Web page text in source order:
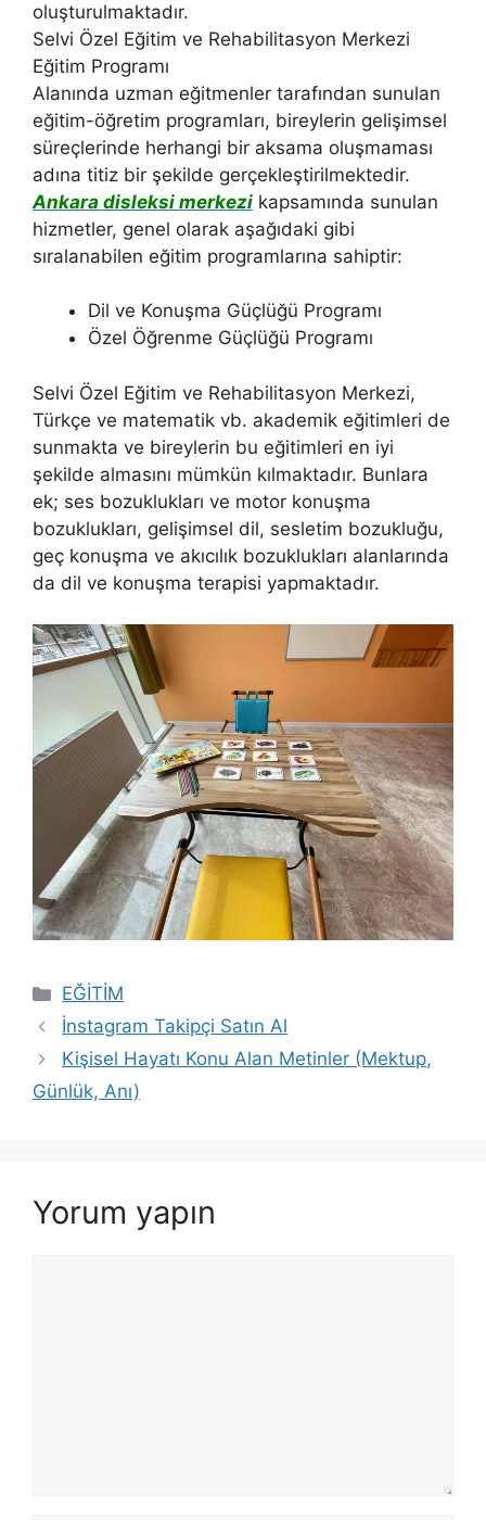
oluşturulmaktadır.
Selvi Özel Eğitim ve Rehabilitasyon Merkezi
Eğitim Programı
Alanında uzman eğitmenler tarafından sunulan
eğitim-öğretim programları, bireylerin gelişimsel
süreçlerinde herhangi bir aksama oluşmaması
adına titiz bir şekilde gerçekleştirilmektedir.
Ankara disleksi merkezi kapsamında sunulan
hizmetler, genel olarak aşağıdaki gibi
sıralanabilen eğitim programlarına sahiptir:
Dil ve Konuşma Güçlüğü Programı
Özel Öğrenme Güçlüğü Programı
Selvi Özel Eğitim ve Rehabilitasyon Merkezi,
Türkçe ve matematik vb. akademik eğitimleri de
sunmakta ve bireylerin bu eğitimleri en iyi
şekilde almasını mümkün kılmaktadır. Bunlara
ek; ses bozuklukları ve motor konuşma
bozuklukları, gelişimsel dil, sesletim bozukluğu,
geç konuşma ve akıcılık bozuklukları alanlarında
da dil ve konuşma terapisi yapmaktadır.
Kategoriler
EĞİTİM
İnstagram Takipçi Satın Al
Kişisel Hayatı Konu Alan Metinler (Mektup,
Günlük, Anı)
Yorum yapın